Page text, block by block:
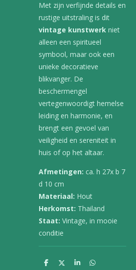
Met zijn verfijnde details en
rustige uitstraling is dit
vintage kunstwerk niet
alleen een spiritueel
symbool, maar ook een
unieke decoratieve
blikvanger. De
beschermengel
vertegenwoordigt hemelse
leiding en harmonie, en
brengt een gevoel van
veiligheid en sereniteit in
huis of op het altaar.
Afmetingen: ca. h 27x b 7
d 10 cm
Materiaal: Hout
Herkomst: Thailand
Staat: Vintage, in mooie
conditie
D
D
S
D